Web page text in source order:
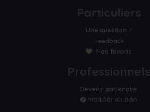
Particuliers
Une question ?
Feedback
Mes favoris
Professionnels
Devenir partenaire
Modifier un bien